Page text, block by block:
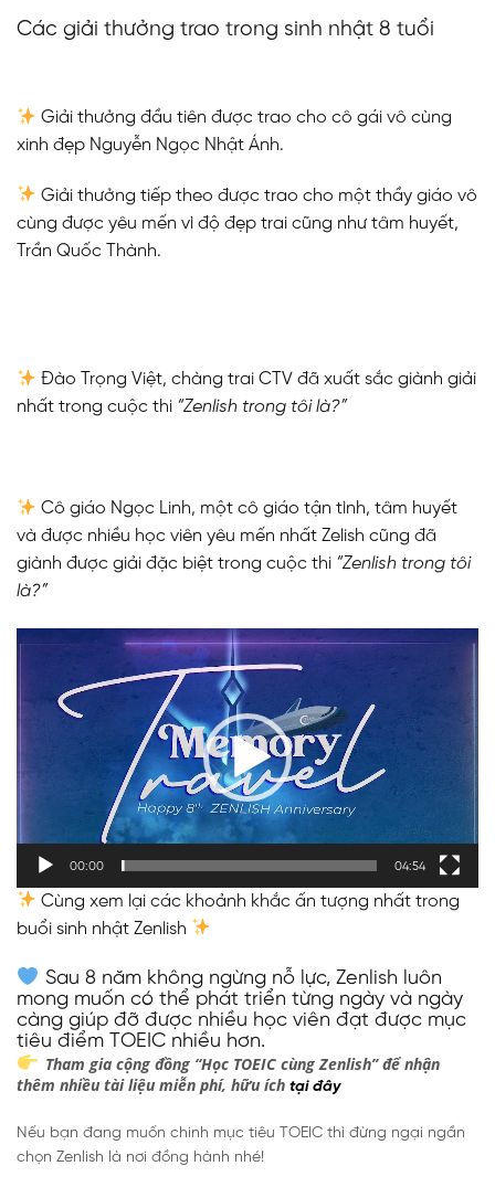
Các giải thưởng trao trong sinh nhật 8 tuổi
Giải thưởng đầu tiên được trao cho cô gái vô cùng
xinh đẹp Nguyễn Ngọc Nhật Ánh.
Giải thưởng tiếp theo được trao cho một thầy giáo vô
cùng được yêu mến vì độ đẹp trai cũng như tâm huyết,
Trần Quốc Thành.
Đào Trọng Việt, chàng trai CTV đã xuất sắc giành giải
nhất trong cuộc thi “Zenlish trong tôi là?”
Cô giáo Ngọc Linh, một cô giáo tận tình, tâm huyết
và được nhiều học viên yêu mến nhất Zelish cũng đã
giành được giải đặc biệt trong cuộc thi “Zenlish trong tôi
là?”
Trình
Video
00:00 04:54
Cùng xem lại các khoảnh khắc ấn tượng nhất trong
buổi sinh nhật Zenlish
Sau 8 năm không ngừng nỗ lực, Zenlish luôn
mong muốn có thể phát triển từng ngày và ngày
càng giúp đỡ được nhiều học viên đạt được mục
tiêu điểm TOEIC nhiều hơn.
Tham gia cộng đồng “Học TOEIC cùng Zenlish” để nhận
thêm nhiều tài liệu miễn phí, hữu ích tại đây
Nếu bạn đang muốn chinh mục tiêu TOEIC thì đừng ngại ngần
chọn Zenlish là nơi đồng hành nhé!